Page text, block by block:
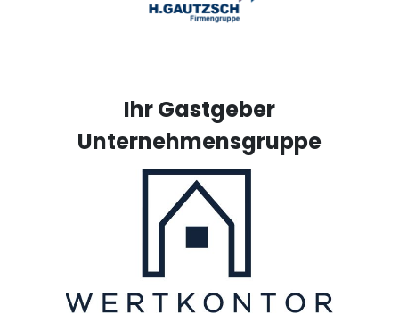
Ihr Gastgeber
Unternehmensgruppe